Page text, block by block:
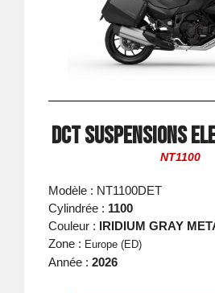
DCT suspensions
NT1100
Modèle : NT1100DET
Cylindrée : 1100
Couleur : IRIDIUM GRAY
Zone : Europe (ED)
Année : 2026